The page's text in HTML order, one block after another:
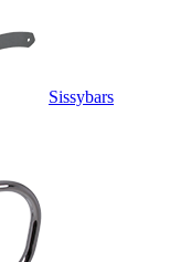
Sissybars